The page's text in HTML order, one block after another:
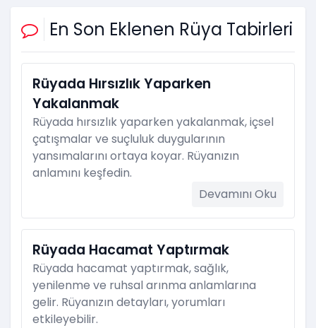
En Son Eklenen Rüya Tabirleri
Rüyada Hırsızlık Yaparken
Yakalanmak
Rüyada hırsızlık yaparken yakalanmak, içsel
çatışmalar ve suçluluk duygularının
yansımalarını ortaya koyar. Rüyanızın
anlamını keşfedin.
Devamını Oku
Rüyada Hacamat Yaptırmak
Rüyada hacamat yaptırmak, sağlık,
yenilenme ve ruhsal arınma anlamlarına
gelir. Rüyanızın detayları, yorumları
etkileyebilir.